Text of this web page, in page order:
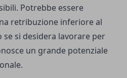
Potrebbe essere
retribuzione inferiore al
si desidera lavorare per
un grande potenziale